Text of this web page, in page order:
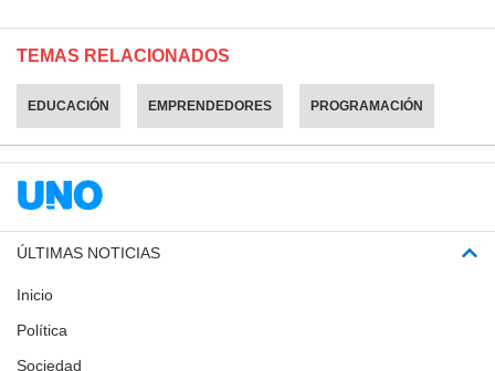
TEMAS RELACIONADOS
EDUCACIÓN EMPRENDEDORES PROGRAMACIÓN
ÚLTIMAS NOTICIAS
Inicio
Política
Sociedad